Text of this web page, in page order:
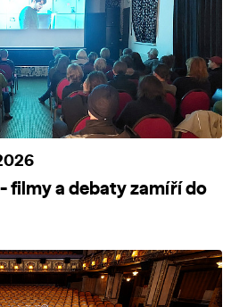
filmy a debaty zamíří do